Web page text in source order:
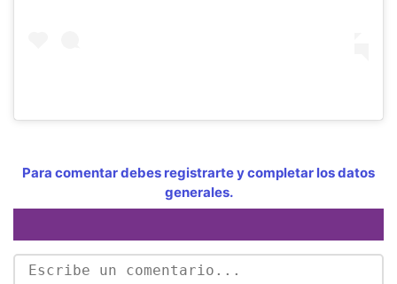
Para comentar debes registrarte y completar los datos
generales.